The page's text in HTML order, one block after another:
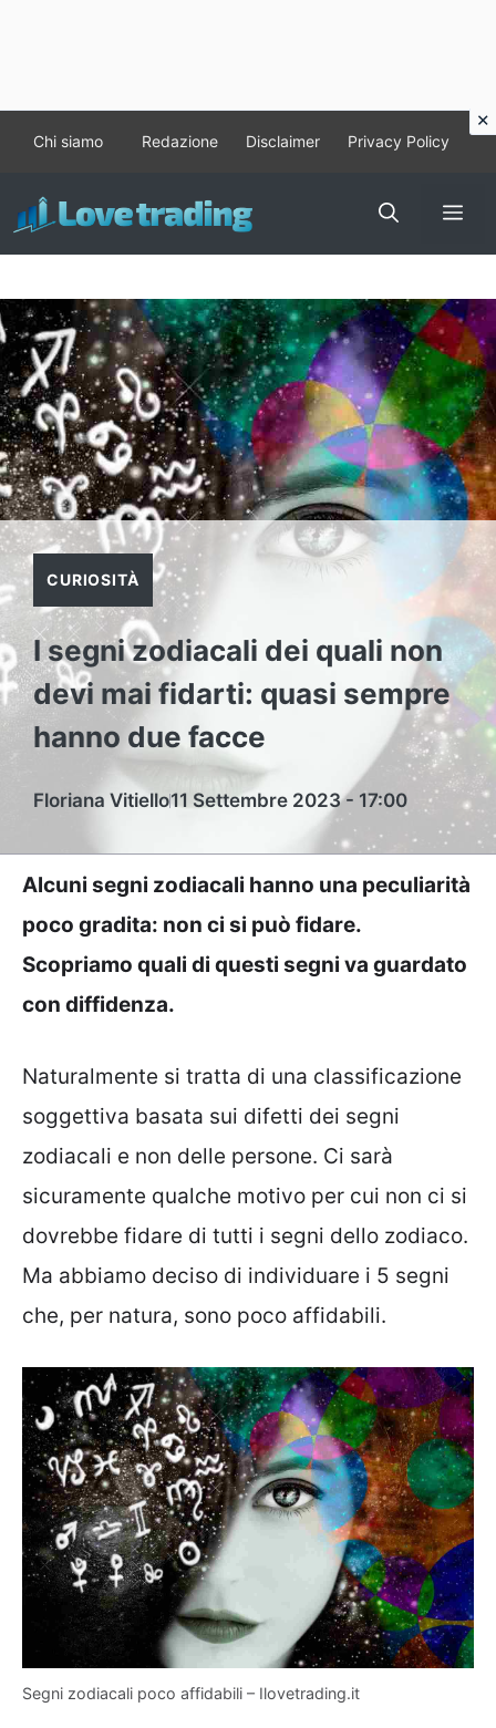
contenuto
Chi siamo Redazione Disclaimer Privacy Policy
CURIOSITÀ
I segni zodiacali dei quali non
devi mai fidarti: quasi sempre
hanno due facce
Floriana Vitiello11 Settembre 2023 - 17:00
Alcuni segni zodiacali hanno una peculiarità
poco gradita: non ci si può fidare.
Scopriamo quali di questi segni va guardato
con diffidenza.
Naturalmente si tratta di una classificazione
soggettiva basata sui difetti dei segni
zodiacali e non delle persone. Ci sarà
sicuramente qualche motivo per cui non ci si
dovrebbe fidare di tutti i segni dello zodiaco.
Ma abbiamo deciso di individuare i 5 segni
che, per natura, sono poco affidabili.
Segni zodiacali poco affidabili – Ilovetrading.it